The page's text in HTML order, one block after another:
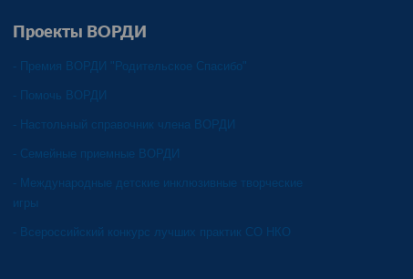
Проекты ВОРДИ
- Премия ВОРДИ "Родительское Спасибо"
- Помочь ВОРДИ
- Настольный справочник члена ВОРДИ
- Семейные приемные ВОРДИ
- Международные детские инклюзивные творческие
игры
- Всероссийский конкурс лучших практик СО НКО